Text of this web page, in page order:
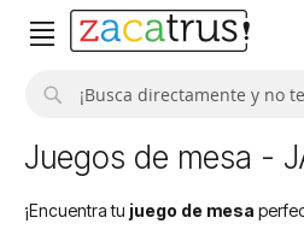
Juegos de mesa -
¡Encuentra tu juego de mesa